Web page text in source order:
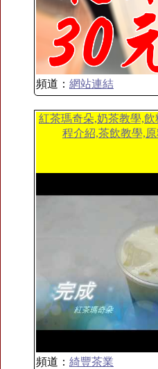
頻道： 網站連結
紅茶瑪奇朵,奶茶教學,
程介紹,茶飲教學,
頻道： 綺豐茶業